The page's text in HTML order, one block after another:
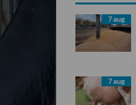
Sidebar7 aug
7 aug